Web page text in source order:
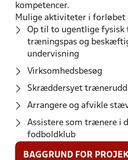
kompetencer.
Mulige aktiviteter i forløbet
Op til to ugentlige fysisk
træningspas og
undervisning
Virksomhedsbesøg
Skræddersyet
Arrangere og afvikle
Assistere som trænere i
fodboldklub
BAGGRUND FOR